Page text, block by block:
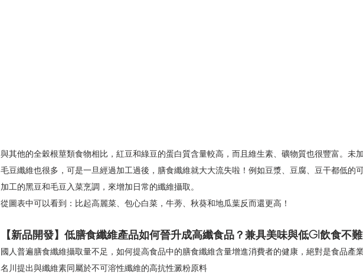
與其他的全穀根莖類食物相比，紅豆和綠豆的蛋白質含量較高，而且維生素、礦物質也很豐富。未加
毛豆纖維也很多，可是一旦經過加工過後，膳食纖維就大大流失啦！例如豆漿、豆腐、豆干都低的
加工的黑豆和毛豆入菜烹調，來增加日常的纖維攝取。
從圖表中可以看到：比起高麗菜、包心白菜，牛蒡、秋葵和地瓜葉反而還更高！
【新品開發】低膳食纖維產品如何晉升成高纖食品？兼具美味與低GI飲食不難
國人普遍膳食纖維攝取量不足，如何提高食品中的膳食纖維含量增進消費者的健康，絕對是食品產
名川提出與纖維素同屬於不可溶性纖維的高抗性澱粉原料